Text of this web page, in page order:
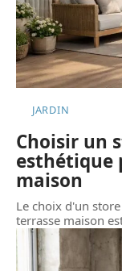
JARDIN
Choisir un
esthétique
maison
Le choix d'un
terrasse maison